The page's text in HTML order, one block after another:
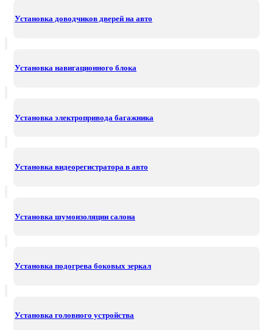
Установка доводчиков дверей на авто
Установка навигационного блока
Установка электропривода багажника
Установка видеорегистратора в авто
Установка шумоизоляции салона
Установка подогрева боковых зеркал
Установка головного устройства